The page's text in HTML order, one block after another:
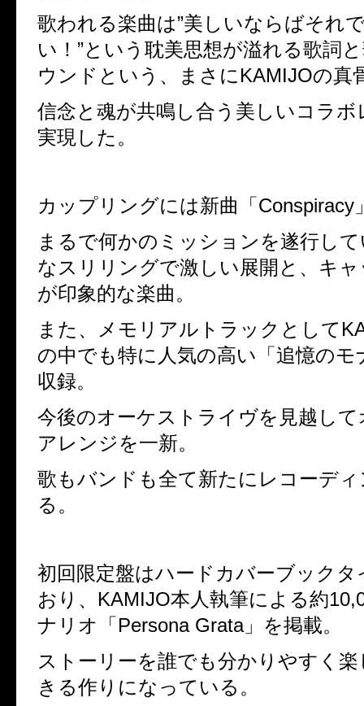
歌われる楽曲は”美しいならばそれ
い！”という耽美思想が溢れる歌詞
ウンドという、まさにKAMIJOの真
信念と魂が共鳴し合う美しいコラ
実現した。
カップリングには新曲「Conspiracy
まるで何かのミッションを遂行し
なスリリングで激しい展開と、キ
が印象的な楽曲。
また、メモリアルトラックとして
の中でも特に人気の高い「追憶のモ
収録。
今後のオーケストライヴを見越し
アレンジを一新。
歌もバンドも全て新たにレコーデ
る。
初回限定盤はハードカバーブック
おり、KAMIJO本人執筆による約
ナリオ「Persona Grata」を掲載。
ストーリーを誰でも分かりやすく
きる作りになっている。